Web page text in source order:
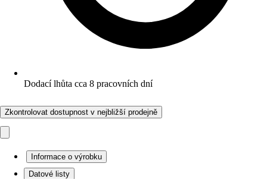
Dodací lhůta cca 8 pracovních dní
Zkontrolovat dostupnost v nejbližší prodejně
Informace o výrobku
Datové listy